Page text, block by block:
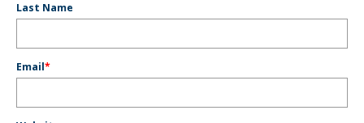
Last Name
Email*